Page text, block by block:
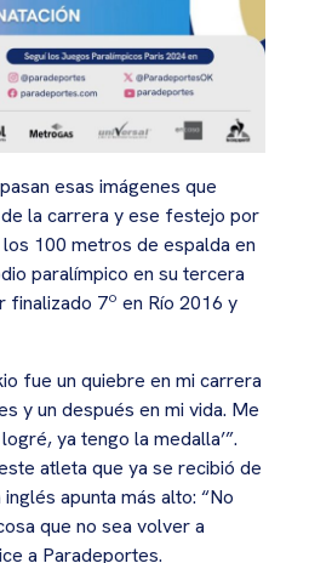
esas imágenes que
la carrera y ese festejo por
100 metros de espalda en
paralímpico en su tercera
finalizado 7º en Río 2016 y
fue un quiebre en mi carrera
y un después en mi vida. Me
ya tengo la medalla’”.
atleta que ya se recibió de
apunta más alto: “No
que no sea volver a
a Paradeportes.